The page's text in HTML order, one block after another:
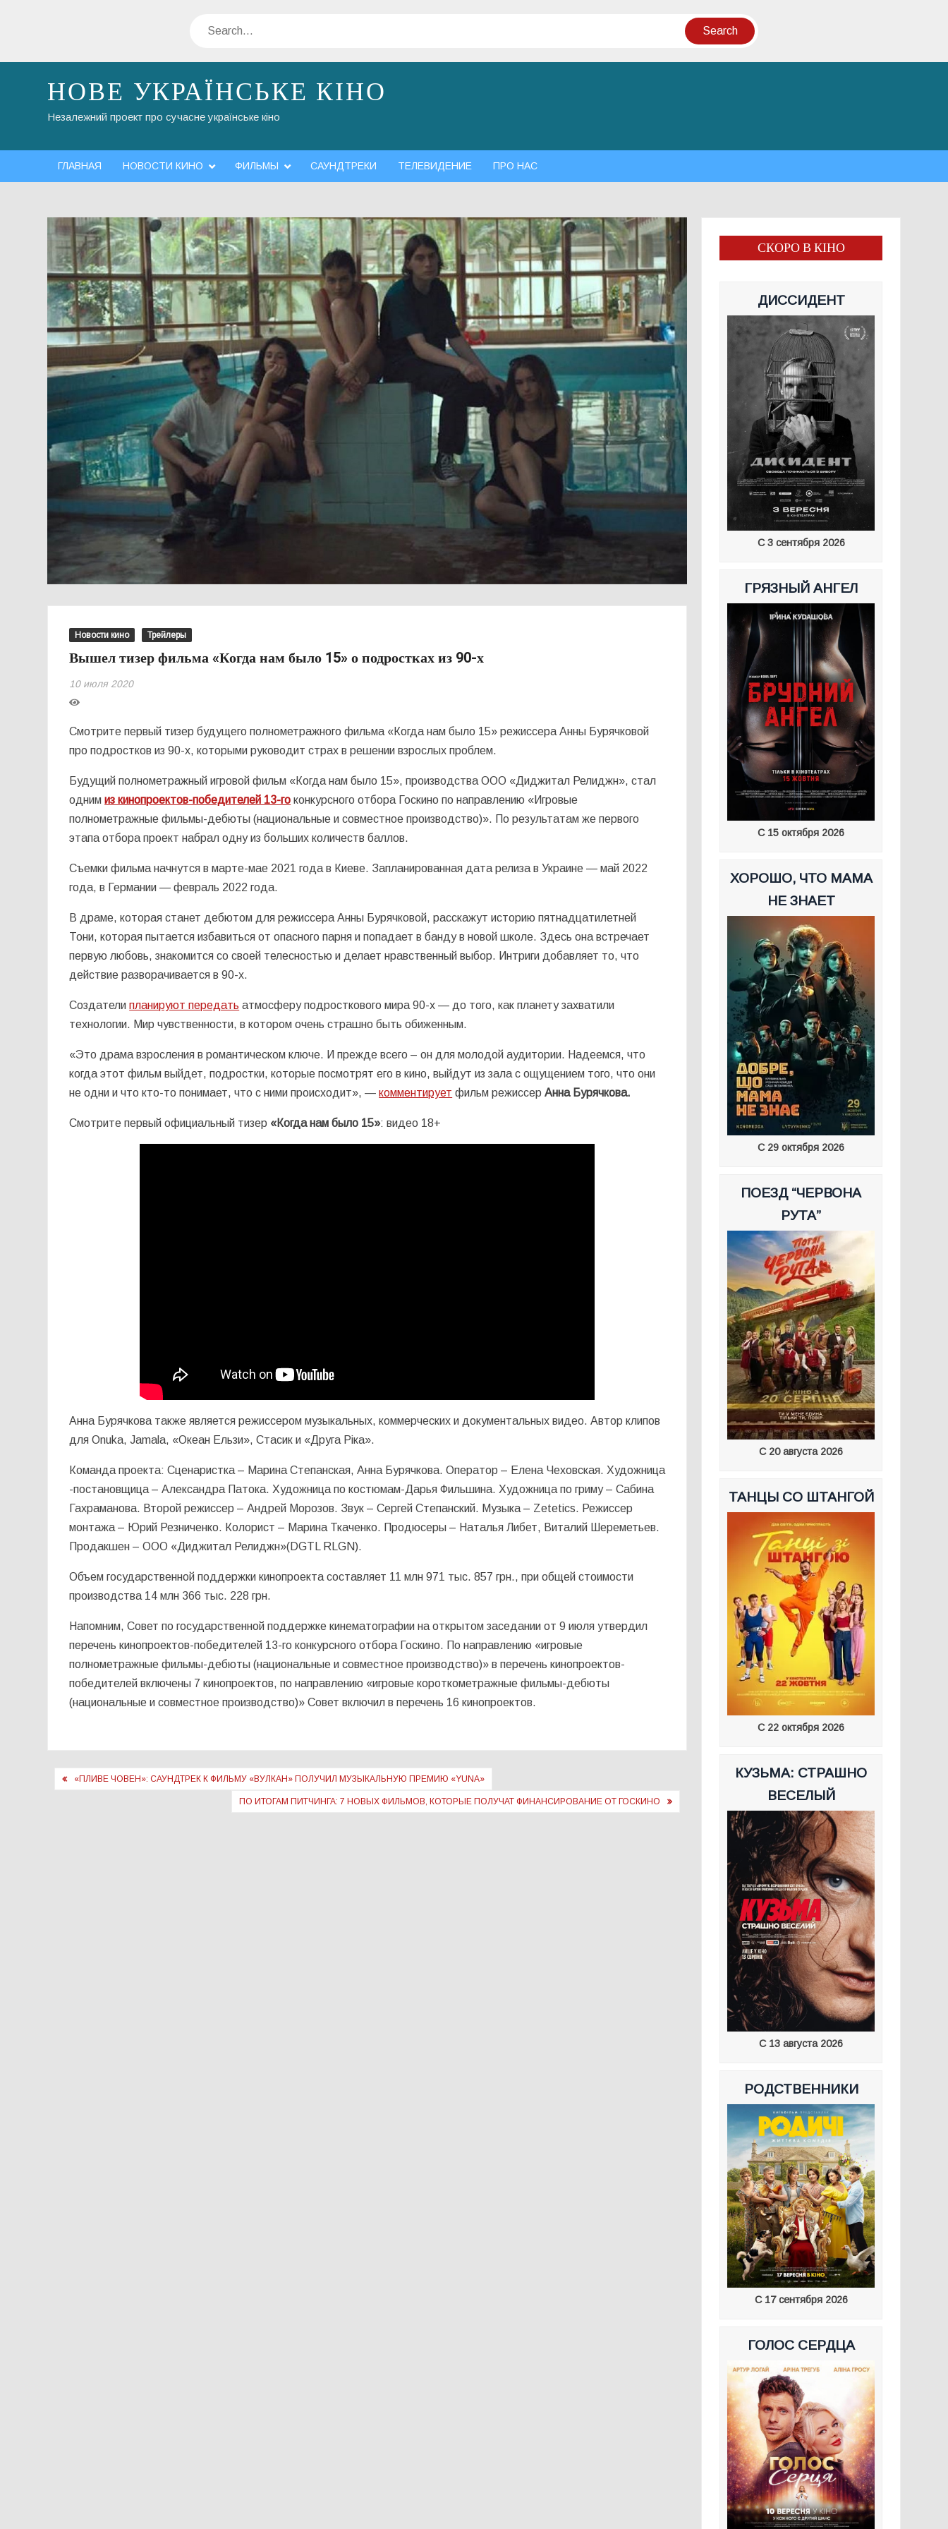
Search
НОВЕ УКРАЇНСЬКЕ КІНО
Незалежний проект про сучасне українське кіно
ГЛАВНАЯ НОВОСТИ КИНО ФИЛЬМЫ САУНДТРЕКИ ТЕЛЕВИДЕНИЕ ПРО НАС
Новости кино Трейлеры
Вышел тизер фильма «Когда нам было 15» о подростках из 90-х
10 июля 2020
Смотрите первый тизер будущего полнометражного фильма «Когда нам было 15» режиссера Анны Бурячковой
про подростков из 90-х, которыми руководит страх в решении взрослых проблем.
Будущий полнометражный игровой фильм «Когда нам было 15», производства ООО «Диджитал Релиджн», стал
однимиз кинопроектов-победителей 13-го конкурсного отбора Госкино по направлению «Игровые
полнометражные фильмы-дебюты (национальные и совместное производство)». По результатам же первого
этапа отбора проект набрал одну из больших количеств баллов.
Съемки фильма начнутся в марте-мае 2021 года в Киеве. Запланированная дата релиза в Украине — май 2022
года, в Германии — февраль 2022 года.
В драме, которая станет дебютом для режиссера Анны Бурячковой, расскажут историю пятнадцатилетней
Тони, которая пытается избавиться от опасного парня и попадает в банду в новой школе. Здесь она встречает
первую любовь, знакомится со своей телесностью и делает нравственный выбор. Интриги добавляет то, что
действие разворачивается в 90-х.
Создателипланируют передать атмосферу подросткового мира 90-х — до того, как планету захватили
технологии. Мир чувственности, в котором очень страшно быть обиженным.
«Это драма взросления в романтическом ключе. И прежде всего – он для молодой аудитории. Надеемся, что
когда этот фильм выйдет, подростки, которые посмотрят его в кино, выйдут из зала с ощущением того, что они
не одни и что кто-то понимает, что с ними происходит», —комментирует фильм режиссерАнна Бурячкова.
Смотрите первый официальный тизер «Когда нам было 15»: видео 18+
Анна Бурячкова также является режиссером музыкальных, коммерческих и документальных видео. Автор клипов
для Onuka, Jamala, «Океан Ельзи», Стасик и «Друга Ріка».
Команда проекта: Сценаристка – Марина Степанская, Анна Бурячкова. Оператор – Елена Чеховская. Художница
-постановщица – Александра Патока. Художница по костюмам-Дарья Фильшина. Художница по гриму – Сабина
Гахраманова. Второй режиссер – Андрей Морозов. Звук – Сергей Степанский. Музыка – Zetetics. Режиссер
монтажа – Юрий Резниченко. Колорист – Марина Ткаченко. Продюсеры – Наталья Либет, Виталий Шереметьев.
Продакшен – ООО «Диджитал Релиджн»(DGTL RLGN).
Объем государственной поддержки кинопроекта составляет 11 млн 971 тыс. 857 грн., при общей стоимости
производства 14 млн 366 тыс. 228 грн.
Напомним, Совет по государственной поддержке кинематографии на открытом заседании от 9 июля утвердил
перечень кинопроектов-победителей 13-го конкурсного отбора Госкино. По направлению «игровые
полнометражные фильмы-дебюты (национальные и совместное производство)» в перечень кинопроектов-
победителей включены 7 кинопроектов, по направлению «игровые короткометражные фильмы-дебюты
(национальные и совместное производство)» Совет включил в перечень 16 кинопроектов.
Навигация
«ПЛИВЕ ЧОВЕН»: САУНДТРЕК К ФИЛЬМУ «ВУЛКАН» ПОЛУЧИЛ МУЗЫКАЛЬНУЮ ПРЕМИЮ «YUNA»
ПО ИТОГАМ ПИТЧИНГА: 7 НОВЫХ ФИЛЬМОВ, КОТОРЫЕ ПОЛУЧАТ ФИНАНСИРОВАНИЕ ОТ ГОСКИНО
СКОРО В КІНО
ДИССИДЕНТ
С 3 сентября 2026
ГРЯЗНЫЙ АНГЕЛ
С 15 октября 2026
ХОРОШО, ЧТО МАМА
НЕ ЗНАЕТ
С 29 октября 2026
ПОЕЗД “ЧЕРВОНА
РУТА”
С 20 августа 2026
ТАНЦЫ СО ШТАНГОЙ
С 22 октября 2026
КУЗЬМА: СТРАШНО
ВЕСЕЛЫЙ
С 13 августа 2026
РОДСТВЕННИКИ
С 17 сентября 2026
ГОЛОС СЕРДЦА